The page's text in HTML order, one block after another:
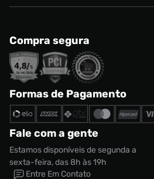
Compra segura
Formas de Pagamento
Fale com a gente
Estamos disponíveis de segunda a
sexta-feira, das 8h às 19h
Entre Em Contato